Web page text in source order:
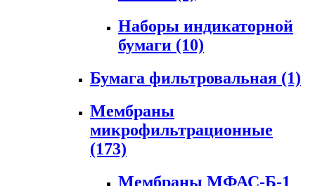
Наборы индикаторной
бумаги (10)
Бумага фильтровальная (1)
Мембраны
микрофильтрационные
(173)
Мембраны МФАС-Б-1